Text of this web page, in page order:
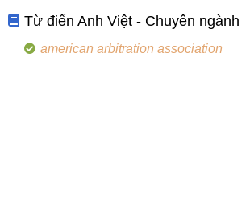
Từ điển Anh Việt - Chuyên ngành
american arbitration association